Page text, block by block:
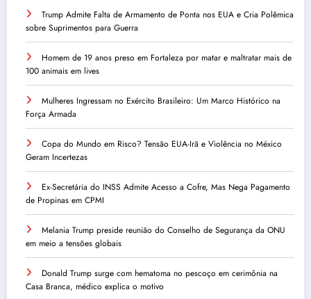
Trump Admite Falta de Armamento de Ponta nos EUA e Cria Polêmica
sobre Suprimentos para Guerra
Homem de 19 anos preso em Fortaleza por matar e maltratar mais de
100 animais em lives
Mulheres Ingressam no Exército Brasileiro: Um Marco Histórico na
Força Armada
Copa do Mundo em Risco? Tensão EUA-Irã e Violência no México
Geram Incertezas
Ex-Secretária do INSS Admite Acesso a Cofre, Mas Nega Pagamento
de Propinas em CPMI
Melania Trump preside reunião do Conselho de Segurança da ONU
em meio a tensões globais
Donald Trump surge com hematoma no pescoço em cerimônia na
Casa Branca, médico explica o motivo